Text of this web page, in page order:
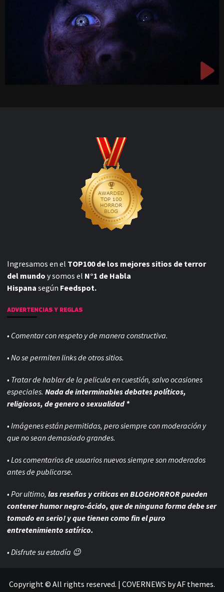
Ingresamos en el TOP100 de los mejores sitios de terror
del mundo y somos el N°1 de Habla
Hispana según Feedspot.
ADVERTENCIAS Y REGLAS
• Comentar con respeto y de manera constructiva.
• No se permiten links de otros sitios.
• Tratar de hablar de la pelicula en cuestión, salvo ocasiones
especiales. Nada de interminables debates políticos,
religiosos, de genero o sexualidad *
• Imágenes están permitidas, pero siempre conmoderación y
que no sean demasiado grandes.
• Los comentarios de usuarios nuevos siempre son moderados
antes de publicarse.
• Por ultimo, las reseñas y criticas en BLOGHORROR pueden
contener humor negro-ácido, que de ninguna forma debe ser
tomado en serio! y que tienen como fin el puro
entretenimiento satírico.
• Disfrute su estadía 😉
Copyright © All rights reserved. | COVERNEWS by AF themes.